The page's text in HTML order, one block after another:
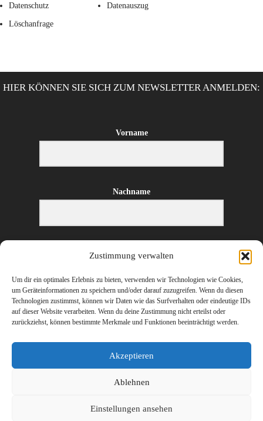
Zustimmung verwalten
Um dir ein optimales Erlebnis zu bieten, verwenden wir Technologien wie Cookies,
um Geräteinformationen zu speichern und/oder darauf zuzugreifen. Wenn du diesen
Technologien zustimmst, können wir Daten wie das Surfverhalten oder eindeutige IDs
auf dieser Website verarbeiten. Wenn du deine Zustimmung nicht erteilst oder
zurückziehst, können bestimmte Merkmale und Funktionen beeinträchtigt werden.
Akzeptieren
Ablehnen
Einstellungen ansehen
Datenschutz Datenauszug
Löschanfrage
HIER KÖNNEN SIE SICH ZUM NEWSLETTER ANMELDEN:
Vorname
Nachname
E-Mail-Adresse
ANMELDEN